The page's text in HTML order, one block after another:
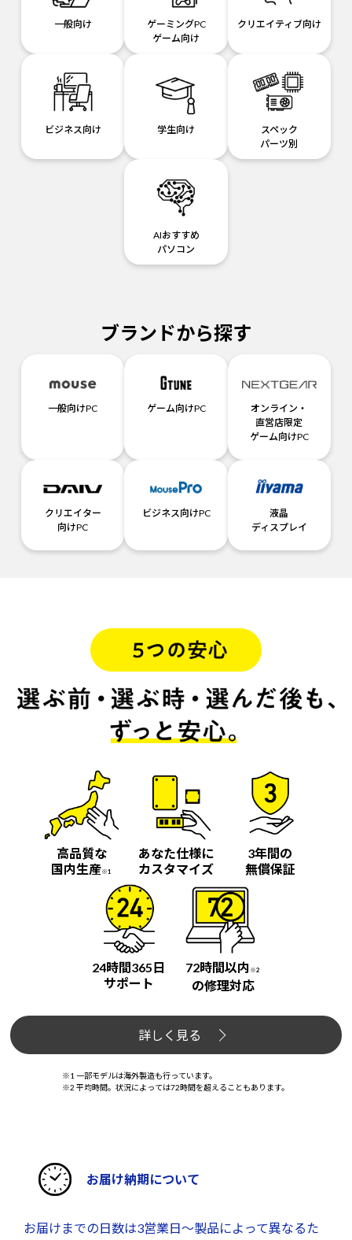
一般向け
ゲーミングPC
ゲーム向け
クリエイティブ向け
ビジネス向け 学生向け
スペック
パーツ別
AIおすすめ
パソコン
ブランドから探す
一般向けPC ゲーム向けPC
オンライン・
直営店限定
ゲーム向けPC
クリエイター
向けPC
ビジネス向けPC
液晶
ディスプレイ
高品質な
国内生産※1
あなた仕様に
カスタマイズ
3年間の
無償保証
24時間365日
サポート
72時間以内 ※2
の修理対応
詳しく見る
※1 一部モデルは海外製造も行っています。
※2 平均時間。状況によっては72時間を超えることもあります。
お届け納期について
お届けまでの日数は3営業日～製品によって異なるた